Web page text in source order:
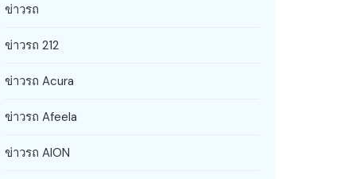
ข่าวรถ
ข่าวรถ 212
ข่าวรถ Acura
ข่าวรถ Afeela
ข่าวรถ AION